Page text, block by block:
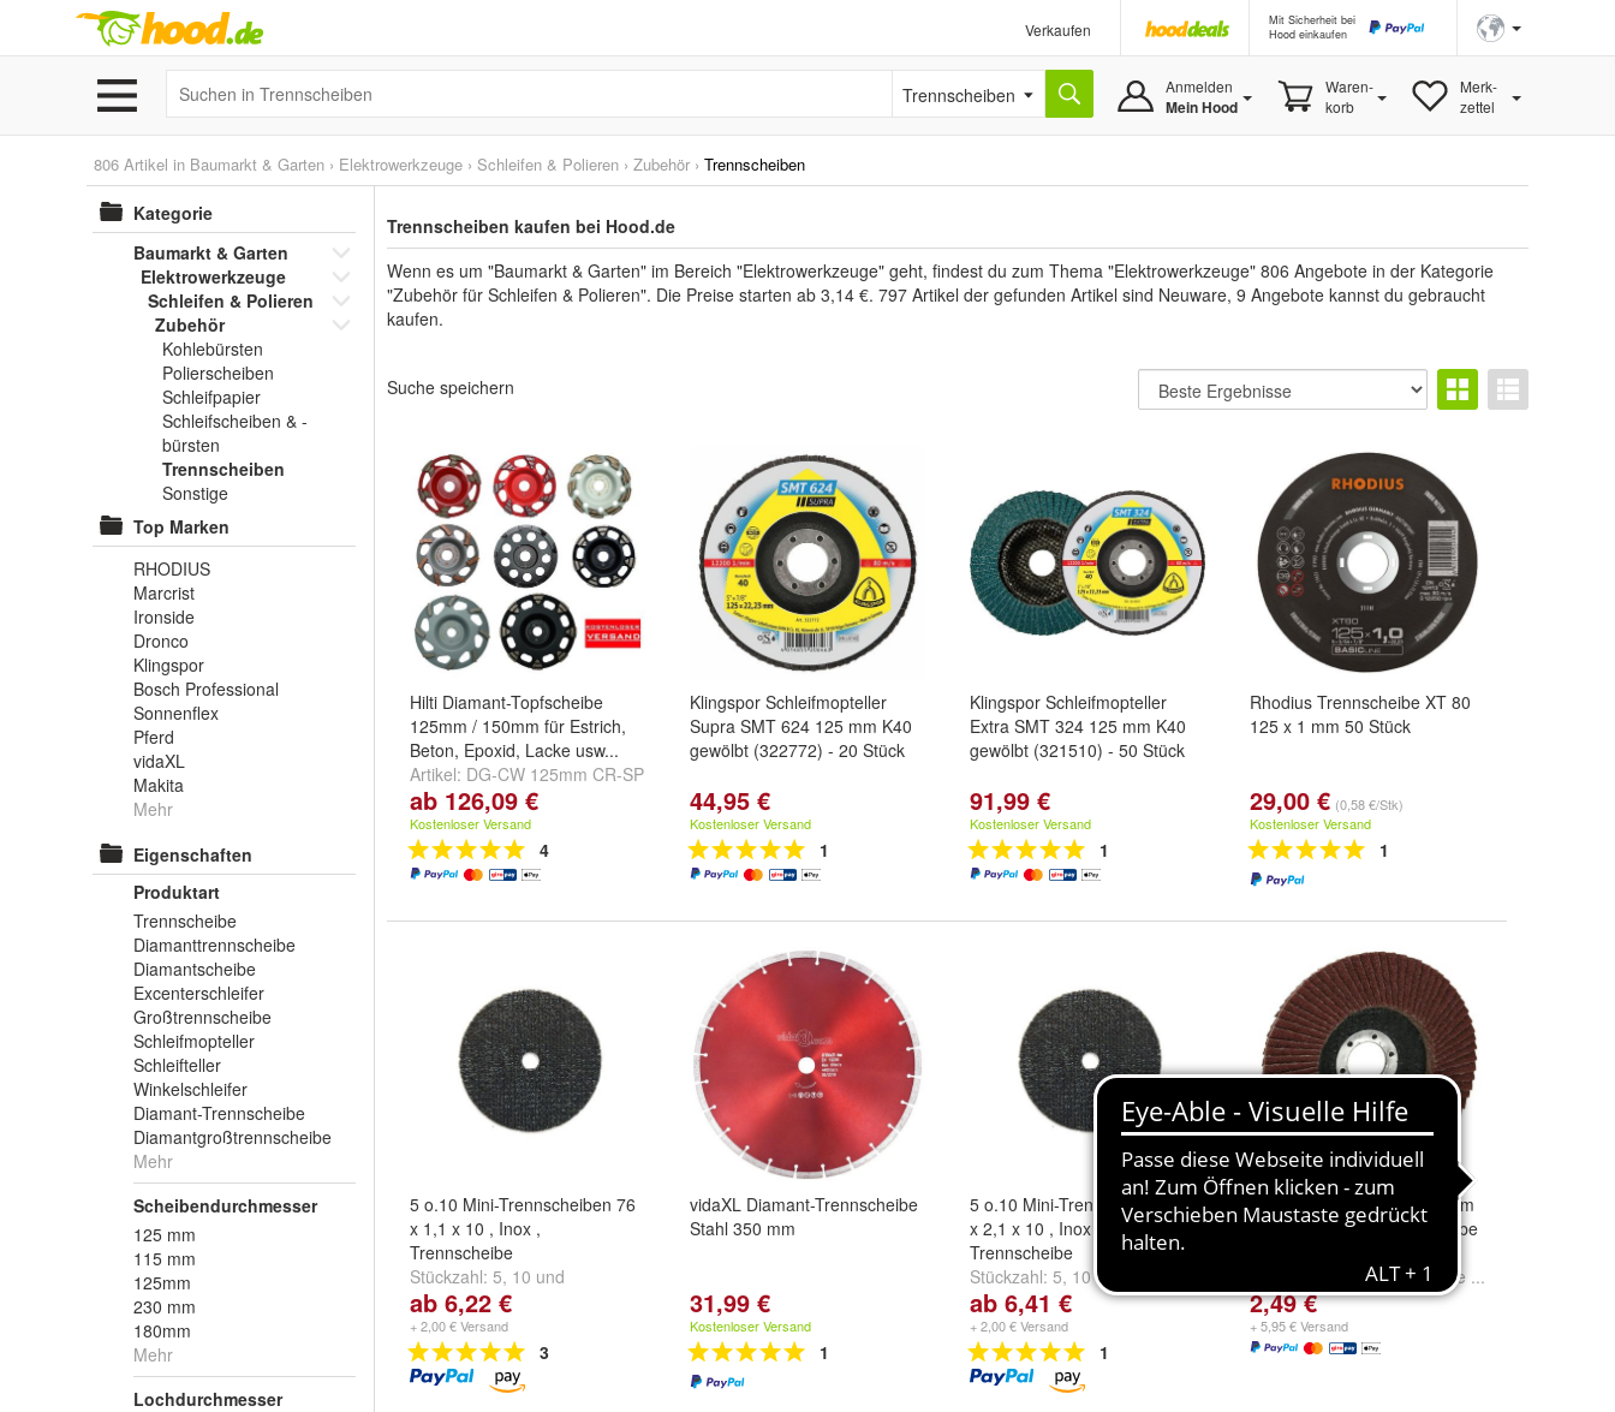
Verkaufen
Mit Sicherheit bei
Hood einkaufen
Trennscheiben Anmelden
Mein Hood
Waren-
korb
Merk-
zettel
806 Artikel in Baumarkt & Garten › Elektrowerkzeuge › Schleifen & Polieren › Zubehör › Trennscheiben
Kategorie
Baumarkt & Garten
Elektrowerkzeuge
Schleifen & Polieren
Zubehör
Kohlebürsten
Polierscheiben
Schleifpapier
Schleifscheiben & -
bürsten
Trennscheiben
Sonstige
Top Marken
RHODIUS
Marcrist
Ironside
Dronco
Klingspor
Bosch Professional
Sonnenflex
Pferd
vidaXL
Makita
Mehr
Eigenschaften
Produktart
Trennscheibe
Diamanttrennscheibe
Diamantscheibe
Excenterschleifer
Großtrennscheibe
Schleifmopteller
Schleifteller
Winkelschleifer
Diamant-Trennscheibe
Diamantgroßtrennscheibe
Mehr
Scheibendurchmesser
125 mm
115 mm
125mm
230 mm
180mm
Mehr
Lochdurchmesser
Trennscheiben kaufen bei Hood.de
Wenn es um "Baumarkt & Garten" im Bereich "Elektrowerkzeuge" geht, findest du zum Thema "Elektrowerkzeuge" 806 Angebote in der Kategorie
"Zubehör für Schleifen & Polieren". Die Preise starten ab 3,14 €. 797 Artikel der gefunden Artikel sind Neuware, 9 Angebote kannst du gebraucht
kaufen.
Suche speichern
Hilti Diamant-Topfscheibe
125mm / 150mm für Estrich,
Beton, Epoxid, Lacke usw...
Artikel: DG-CW 125mm CR-SP
# 2055145 ,DG-CW 125mm
AP-SP # 2055155
ab 126,09 €
Kostenloser Versand
4
Klingspor Schleifmopteller
Supra SMT 624 125 mm K40
gewölbt (322772) - 20 Stück
44,95 €
Kostenloser Versand
1
Klingspor Schleifmopteller
Extra SMT 324 125 mm K40
gewölbt (321510) - 50 Stück
91,99 €
Kostenloser Versand
1
Rhodius Trennscheibe XT 80
125 x 1 mm 50 Stück
29,00 € (0,58 €/Stk)
Kostenloser Versand
1
5 o.10 Mini-Trennscheiben 76
x 1,1 x 10 , Inox ,
Trennscheibe
Stückzahl: 5, 10 und
Spannschaft
ab 6,22 €
+ 2,00 € Versand
3
vidaXL Diamant-Trennscheibe
Stahl 350 mm
31,99 €
Kostenloser Versand
1
5 o.10 Mini-Trennscheiben 76
x 2,1 x 10 , Inox ,
Trennscheibe
Stückzahl: 5, 10und
Spannschaft
ab 6,41 €
+ 2,00 € Versand
1
Fächerscheibe braun 125mm
Winkelschleifer Schleifscheibe
80undweitere ...
2,49 €
+ 5,95 € Versand